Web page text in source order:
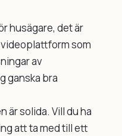
husägare, det är
som
av
ganska bra
är solida. Vill du ha
att ta med till ett